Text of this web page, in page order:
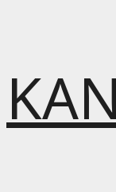
to
content